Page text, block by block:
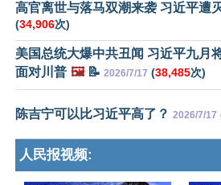
高官离世与落马双潮来袭 习近平遭
(34,906次)
美国总统大爆中共丑闻 习近平九月
面对川普 🖼️📝 2026/7/17 (38,485次)
陈吉宁可以比习近平高了？ 2026/7/17
人民报视频: